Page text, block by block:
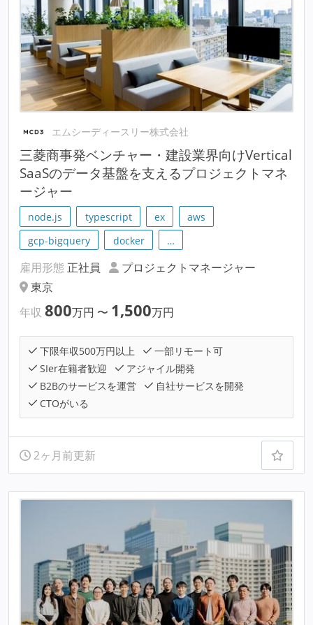
エムシーディースリー株式会社
三菱商事発ベンチャー・建設業界向けVertical
SaaSのデータ基盤を支えるプロジェクトマネ
ージャー
node.js typescript ex
aws
gcp-bigquery
docker …
雇用形態 正社員
プロジェクトマネージャー
東京
年収 800万円 〜 1,500万円
下限年収500万円以上
一部リモート可
SIer在籍者歓迎
アジャイル開発
B2Bのサービスを運営
自社サービスを開発
CTOがいる
2ヶ月前更新